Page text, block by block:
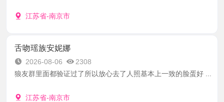
江苏省-南京市
舌吻瑶族安妮娜
2026-08-06
2308
狼友群里面都验证过了所以放心去了人照基本上一致的脸蛋好 ...
江苏省-南京市